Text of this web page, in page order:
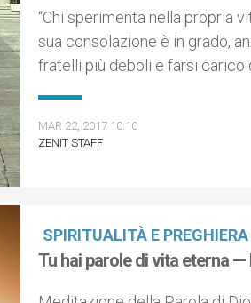
“Chi sperimenta nella propria
sua consolazione è in grado,
fratelli più deboli e farsi carico
MAR 22, 2017 10:10
ZENIT STAFF
SPIRITUALITÀ E PREGHIERA
Tu hai parole di vita eterna